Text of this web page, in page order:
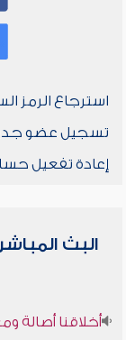
استرجاع الرمز
تسجيل عضو
إعادة تفعيل
البث المباشر
أخلاقنا أصالة